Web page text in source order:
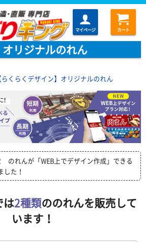
マイページ カート
オリジナルのれん
らくらくデザイン】オリジナルのれん
のれんが「WEB上でデザイン作成」できる
した！
は2種類ののれんを販売して
います！